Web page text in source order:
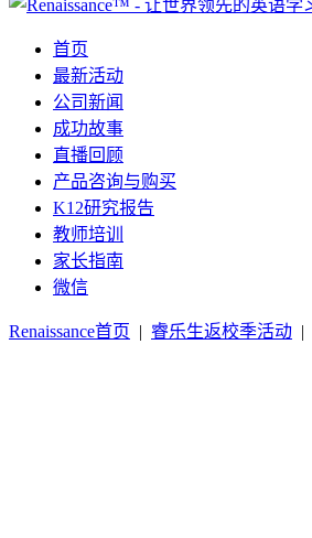
首页
最新活动
公司新闻
成功故事
直播回顾
产品咨询与购买
K12研究报告
教师培训
家长指南
微信
Renaissance首页 | 睿乐生返校季活动 |